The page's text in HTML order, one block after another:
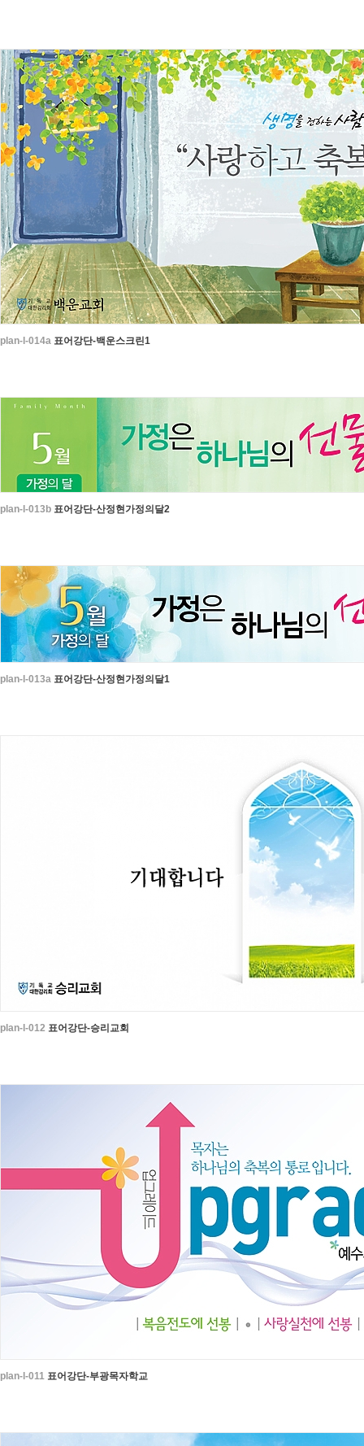
plan-l-014a 표어강단-백운스크린1
plan-l-013b 표어강단-산정현가정의달2
plan-l-013a 표어강단-산정현가정의달1
plan-l-012 표어강단-승리교회
plan-l-011 표어강단-부광목자학교